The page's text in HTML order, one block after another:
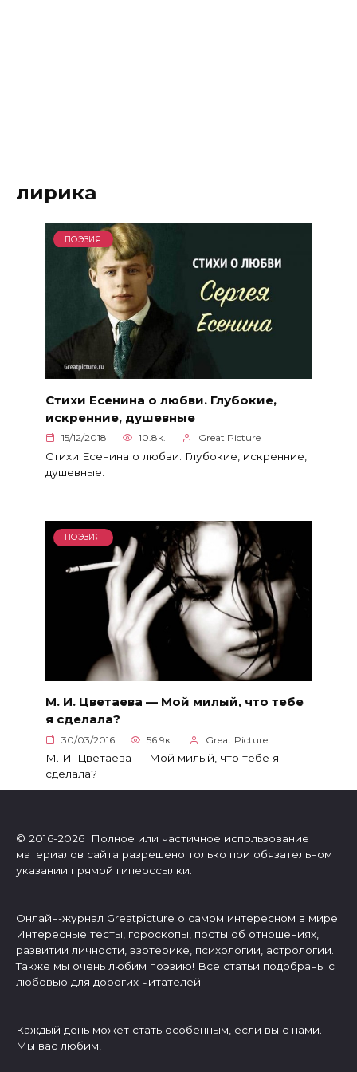
лирика
ПОЭЗИЯ
Стихи Есенина о любви. Глубокие,
искренние, душевные
15/12/2018 10.8к. Great Picture
Стихи Есенина о любви. Глубокие, искренние,
душевные.
ПОЭЗИЯ
М. И. Цветаева — Мой милый, что тебе
я сделала?
30/03/2016 56.9к. Great Picture
М. И. Цветаева — Мой милый, что тебе я
сделала?
© 2016-2026 Полное или частичное использование
материалов сайта разрешено только при обязательном
указании прямой гиперссылки.
Онлайн-журнал Greatpicture о самом интересном в мире.
Интересные тесты, гороскопы, посты об отношениях,
развитии личности, эзотерике, психологии, астрологии.
Также мы очень любим поэзию! Все статьи подобраны с
любовью для дорогих читателей.
Каждый день может стать особенным, если вы с нами.
Мы вас любим!